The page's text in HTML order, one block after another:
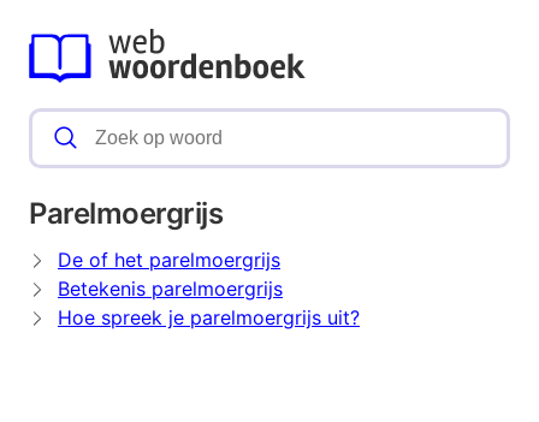
Parelmoergrijs
De of het parelmoergrijs
Betekenis parelmoergrijs
Hoe spreek je parelmoergrijs uit?